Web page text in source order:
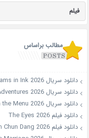
فیلم
مطالب براساس
دانلود سریال Paper Dreams in Ink 2026
دانلود سریال Zhan Zhao Adventures 2026
دانلود سریال Love on the Menu 2026
دانلود فیلم The Eyes 2026
دانلود فیلم The Mysterious Candy Store Jun Chun Dang 2026